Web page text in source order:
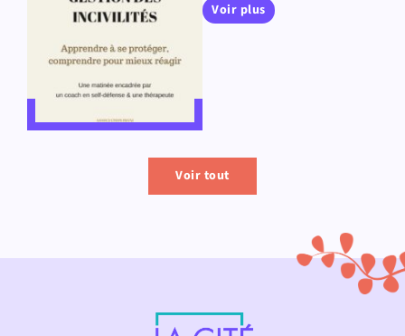
Voir plus
Voir tout